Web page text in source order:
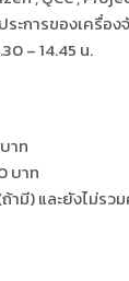
ะการของเครื่อง
– 14.45 น.
าท
บาท
ามี) และยังไม่รว